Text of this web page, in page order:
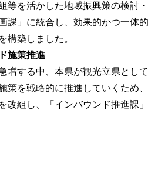
等を活かした地域振興策の検討・
課」に統合し、効果的かつ一体的
構築しました。
施策推進
増する中、本県が観光立県として
策を戦略的に推進していくため、
改組し、「インバウンド推進課」